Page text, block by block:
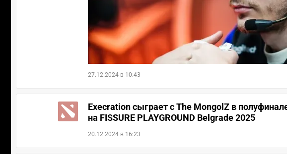
27.12.2024 в 10:43
Execration сыграет с The MongolZ в
на FISSURE PLAYGROUND Belgrade 2025
20.12.2024 в 16:23